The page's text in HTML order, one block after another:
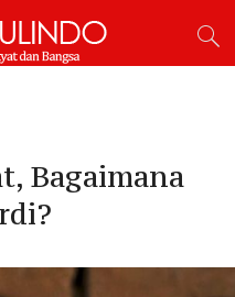
Bagaimana